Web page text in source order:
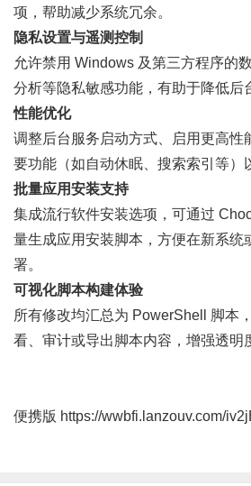
项，帮助减少系统冗余。
隐私设置与遥测控制
允许禁用 Windows 及第三方程序的
分析等隐私敏感功能，有助于降低后
性能优化
调整后台服务启动方式、启用更高性
要功能（如自动休眠、搜索索引等）
批量应用安装支持
集成流行软件安装选项，可通过
量生成应用安装脚本，方便在新系统
署。
可视化脚本构建体验
所有修改均汇总为 PowerShell 脚本
看、审计或导出脚本内容，增强透明
便携版 https://wwbfi.lanzouv.com/